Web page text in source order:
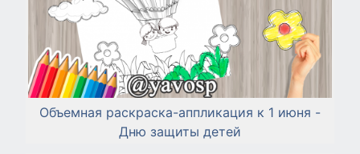
Объемная раскраска-аппликация к 1 июня -
Дню защиты детей